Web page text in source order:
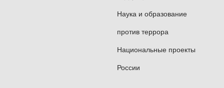
Размещение в общежитии осуществляется после
Наука и образование
против террора
Национальные проекты
России